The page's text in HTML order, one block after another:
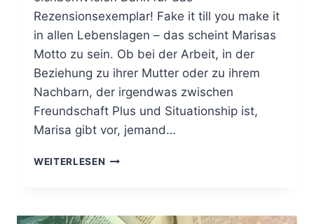
Rezensionsexemplar! Fake it till you make it
in allen Lebenslagen – das scheint Marisas
Motto zu sein. Ob bei der Arbeit, in der
Beziehung zu ihrer Mutter oder zu ihrem
Nachbarn, der irgendwas zwischen
Freundschaft Plus und Situationship ist,
Marisa gibt vor, jemand…
WEITERLESEN [REZENSION]
BEATRIZ